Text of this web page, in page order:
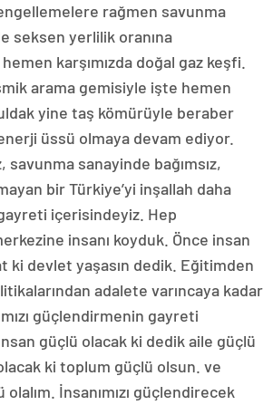
rağmen savunma
seksen yerlilik oranına
karşımızda doğal gaz keşfi.
arama gemisiyle işte hemen
yine taş kömürüyle beraber
üssü olmaya devam ediyor.
savunma sanayinde bağımsız,
bir Türkiye’yi inşallah daha
içerisindeyiz. Hep
insanı koyduk. Önce insan
ki devlet yaşasın dedik. Eğitimden
adalete varıncaya kadar
güçlendirmenin gayreti
güçlü olacak ki dedik aile güçlü
ki toplum güçlü olsun. ve
İnsanımızı güçlendirecek